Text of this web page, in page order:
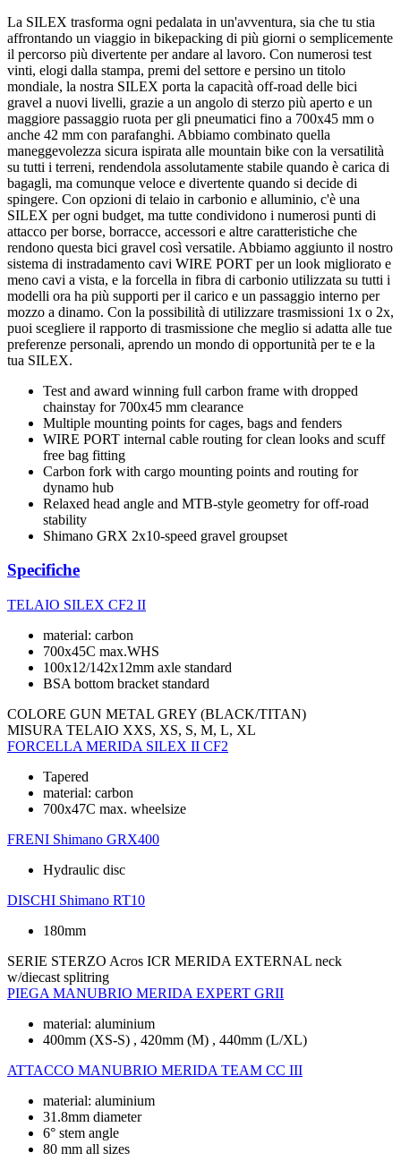
La SILEX trasforma ogni pedalata in un'avventura, sia che tu stia
affrontando un viaggio in bikepacking di più giorni o semplicemente
il percorso più divertente per andare al lavoro. Con numerosi test
vinti, elogi dalla stampa, premi del settore e persino un titolo
mondiale, la nostra SILEX porta la capacità off-road delle bici
gravel a nuovi livelli, grazie a un angolo di sterzo più aperto e un
maggiore passaggio ruota per gli pneumatici fino a 700x45 mm o
anche 42 mm con parafanghi. Abbiamo combinato quella
maneggevolezza sicura ispirata alle mountain bike con la versatilità
su tutti i terreni, rendendola assolutamente stabile quando è carica di
bagagli, ma comunque veloce e divertente quando si decide di
spingere. Con opzioni di telaio in carbonio e alluminio, c'è una
SILEX per ogni budget, ma tutte condividono i numerosi punti di
attacco per borse, borracce, accessori e altre caratteristiche che
rendono questa bici gravel così versatile. Abbiamo aggiunto il nostro
sistema di instradamento cavi WIRE PORT per un look migliorato e
meno cavi a vista, e la forcella in fibra di carbonio utilizzata su tutti i
modelli ora ha più supporti per il carico e un passaggio interno per
mozzo a dinamo. Con la possibilità di utilizzare trasmissioni 1x o 2x,
puoi scegliere il rapporto di trasmissione che meglio si adatta alle tue
preferenze personali, aprendo un mondo di opportunità per te e la
tua SILEX.
Test and award winning full carbon frame with dropped
chainstay for 700x45 mm clearance
Multiple mounting points for cages, bags and fenders
WIRE PORT internal cable routing for clean looks and scuff
free bag fitting
Carbon fork with cargo mounting points and routing for
dynamo hub
Relaxed head angle and MTB-style geometry for off-road
stability
Shimano GRX 2x10-speed gravel groupset
Specifiche
TELAIO SILEX CF2 II
material: carbon
700x45C max.WHS
100x12/142x12mm axle standard
BSA bottom bracket standard
COLORE GUN METAL GREY (BLACK/TITAN)
MISURA TELAIO XXS, XS, S, M, L, XL
FORCELLA MERIDA SILEX II CF2
Tapered
material: carbon
700x47C max. wheelsize
FRENI Shimano GRX400
Hydraulic disc
DISCHI Shimano RT10
180mm
SERIE STERZO Acros ICR MERIDA EXTERNAL neck
w/diecast splitring
PIEGA MANUBRIO MERIDA EXPERT GRII
material: aluminium
400mm (XS-S) , 420mm (M) , 440mm (L/XL)
ATTACCO MANUBRIO MERIDA TEAM CC III
material: aluminium
31.8mm diameter
6° stem angle
80 mm all sizes